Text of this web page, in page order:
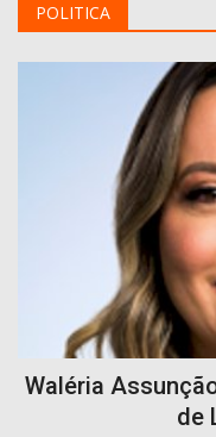
POLITICA
Waléria
de